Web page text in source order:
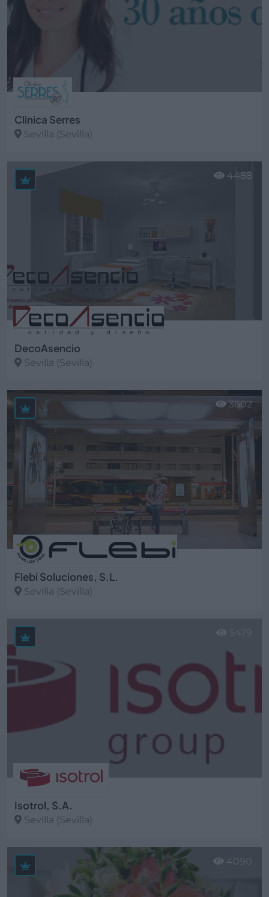
Clinica Serres
Sevilla (Sevilla)
DecoAsencio
Sevilla (Sevilla)
Ver más
4488
Flebi Soluciones, S.L.
Sevilla (Sevilla)
3602
Isotrol, S.A.
Sevilla (Sevilla)
Ver más
4090